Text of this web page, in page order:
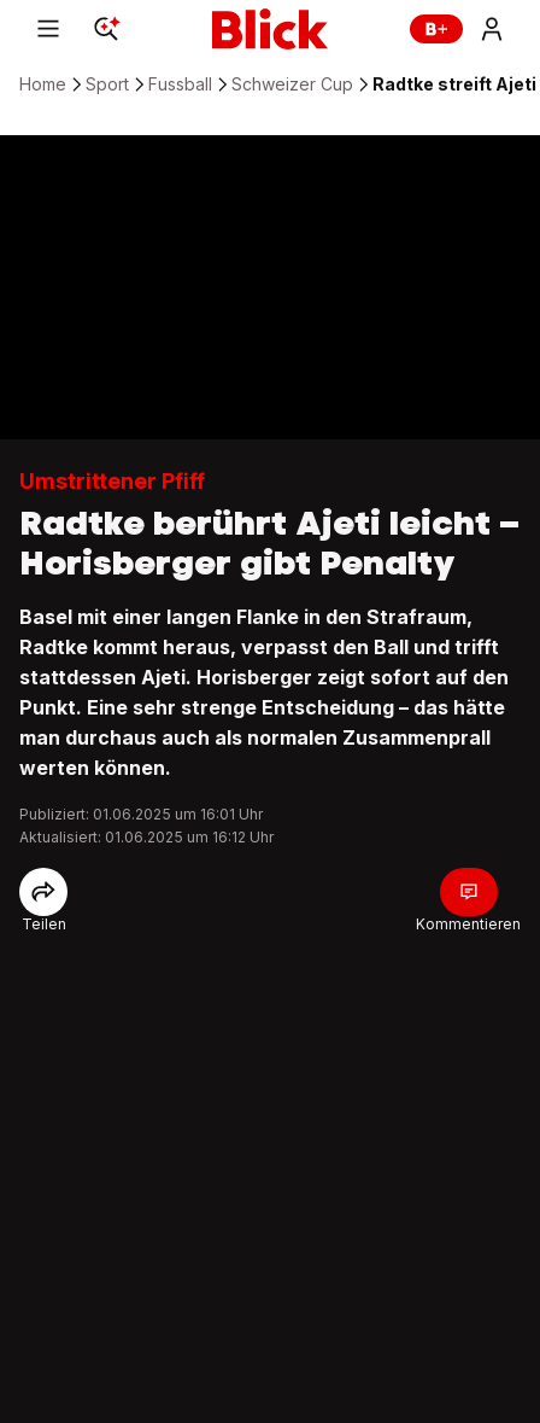
Home Sport Fussball Schweizer Cup Radtke streift
Umstrittener Pfiff
Radtke berührt Ajeti leicht –
Horisberger gibt Penalty
Basel mit einer langen Flanke in den Strafraum,
Radtke kommt heraus, verpasst den Ball und trifft
stattdessen Ajeti. Horisberger zeigt sofort auf den
Punkt. Eine sehr strenge Entscheidung – das hätte
man durchaus auch als normalen Zusammenprall
werten können.
Publiziert: 01.06.2025 um 16:01 Uhr
Aktualisiert: 01.06.2025 um 16:12 Uhr
Teilen Kommentieren